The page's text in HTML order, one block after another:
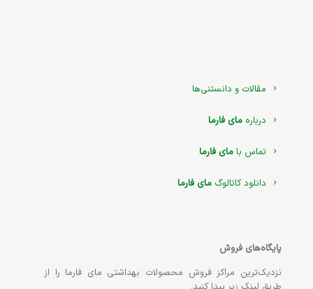
مقالات و دانستنی‌ها
درباره مای فارما
تماس با مای فارما
دانلود کاتالوگ مای فارما
پایگاه‌های فروش
نزدیک‌ترین مراکز فروش محصولات بهداشتی مای فارما را از